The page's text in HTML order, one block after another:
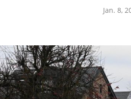
Jan. 8,